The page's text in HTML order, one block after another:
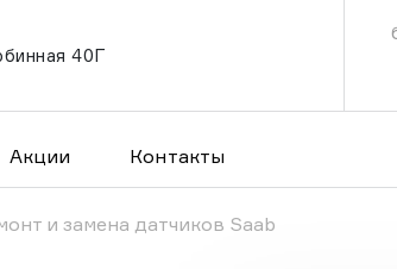
40Г
Акции Контакты
и замена датчиков Saab